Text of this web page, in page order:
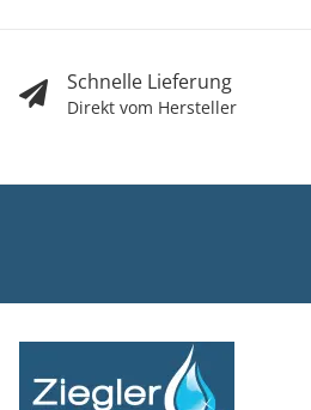
Schnelle Lieferung
Direkt vom Hersteller